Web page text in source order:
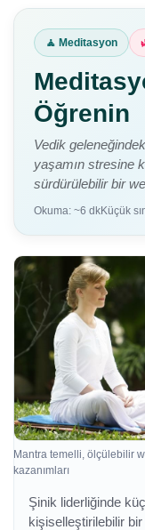
🧘 Meditasyon
Öğrenin
Vedik
yaşamın stresine
sürdürülebilir bir
Okuma: ~6 dkKüçük
Mantra temelli, ölçülebilir
kazanımları
Şinik liderliğinde
kişiselleştirilebilir